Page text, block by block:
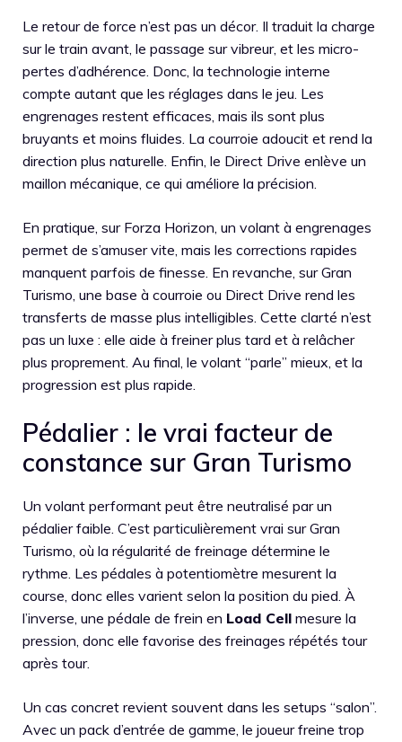
Le retour de force n’est pas un décor. Il traduit la charge
sur le train avant, le passage sur vibreur, et les micro-
pertes d’adhérence. Donc, la technologie interne
compte autant que les réglages dans le jeu. Les
engrenages restent efficaces, mais ils sont plus
bruyants et moins fluides. La courroie adoucit et rend la
direction plus naturelle. Enfin, le Direct Drive enlève un
maillon mécanique, ce qui améliore la précision.
En pratique, sur Forza Horizon, un volant à engrenages
permet de s’amuser vite, mais les corrections rapides
manquent parfois de finesse. En revanche, sur Gran
Turismo, une base à courroie ou Direct Drive rend les
transferts de masse plus intelligibles. Cette clarté n’est
pas un luxe : elle aide à freiner plus tard et à relâcher
plus proprement. Au final, le volant “parle” mieux, et la
progression est plus rapide.
Pédalier : le vrai facteur de
constance sur Gran Turismo
Un volant performant peut être neutralisé par un
pédalier faible. C’est particulièrement vrai sur Gran
Turismo, où la régularité de freinage détermine le
rythme. Les pédales à potentiomètre mesurent la
course, donc elles varient selon la position du pied. À
l’inverse, une pédale de frein en Load Cell mesure la
pression, donc elle favorise des freinages répétés tour
après tour.
Un cas concret revient souvent dans les setups “salon”.
Avec un pack d’entrée de gamme, le joueur freine trop